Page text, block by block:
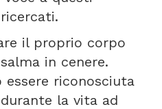
il proprio corpo
in cenere.
essere riconosciuta
durante la vita ad